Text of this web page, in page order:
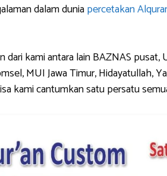
dalam duniapercetakan
kami antara lain BAZNAS
MUI Jawa Timur, Hidayatullah,
kami cantumkan satu persatu